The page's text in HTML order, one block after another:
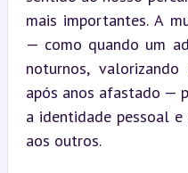
mais importantes. A
— como quando um
noturnos,
após anos afastado —
a identidade pessoal
aos outros.